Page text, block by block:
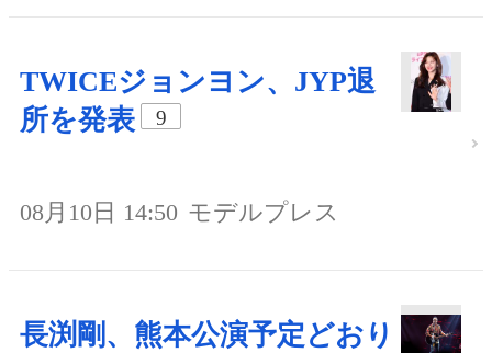
TWICEジョンヨン、JYP退
所を発表
9
08月10日 14:50 モデルプレス
長渕剛、熊本公演予定どおり